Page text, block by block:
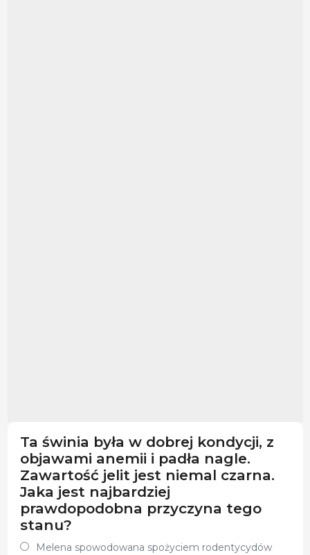
Ta świnia była w dobrej kondycji, z
objawami anemii i padła nagle.
Zawartość jelit jest niemal czarna.
Jaka jest najbardziej
prawdopodobna przyczyna tego
stanu?
Melena spowodowana spożyciem rodentycydów